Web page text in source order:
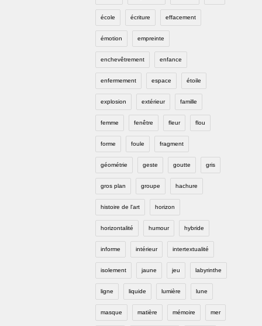
école écriture effacement
émotion empreinte
enchevêtrement enfance
enfermement espace étoile
explosion extérieur famille
femme fenêtre fleur flou
forme foule fragment
géométrie geste goutte gris
gros plan groupe hachure
histoire de l'art horizon
horizontalité humour hybride
informe intérieur intertextualité
isolement jaune jeu labyrinthe
ligne liquide lumière lune
masque matière mémoire mer